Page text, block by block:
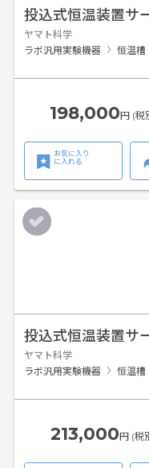
投込式恒温装置
ヤマト科学
ラボ汎用実験機器
恒温槽
198,000円 (税
お気に入り
に入れる
投込式恒温装置
ヤマト科学
ラボ汎用実験機器
恒温槽
213,000円 (税